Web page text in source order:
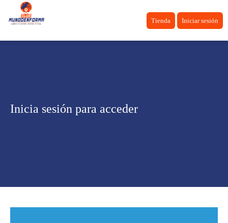
Tienda Iniciar sesión
Inicia sesión para acceder